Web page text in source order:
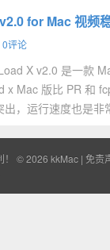
for Mac 视频
0评论
X v2.0 是一款
x Mac 版比 PR 和
出，运行速度也是
！ © 2026 kkMac | 免责